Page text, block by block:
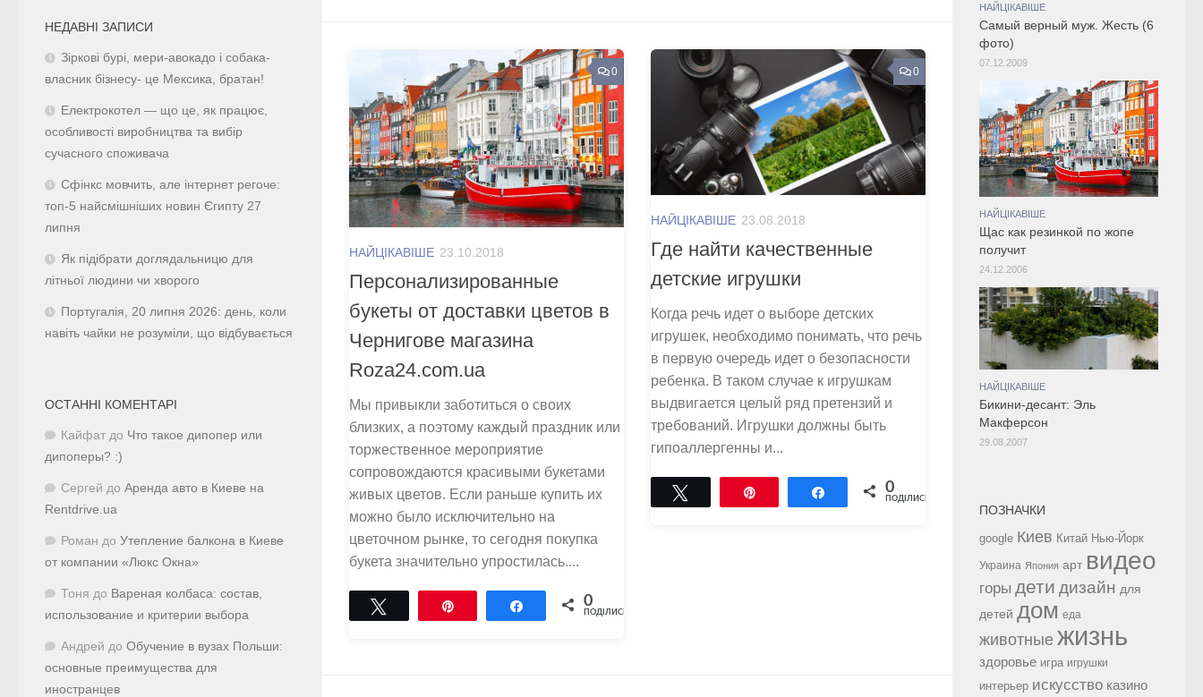
0
НАЙЦІКАВІШЕ 23.10.2018
Персонализированные
букеты от доставки цветов в
Чернигове магазина
Roza24.com.ua
Мы привыкли заботиться о своих
близких, а поэтому каждый праздник или
торжественное мероприятие
сопровождаются красивыми букетами
живых цветов. Если раньше купить их
можно было исключительно на
цветочном рынке, то сегодня покупка
букета значительно упростилась....
Tвітнути Поділитися
0
ПОДІЛИСЬ
0
НАЙЦІКАВІШЕ 23.08.2018
Где найти качественные
детские игрушки
Когда речь идет о выборе детских
игрушек, необходимо понимать, что речь
в первую очередь идет о безопасности
ребенка. В таком случае к игрушкам
выдвигается целый ряд претензий и
требований. Игрушки должны быть
гипоаллергенны и...
Tвітнути Поділитися
0
ПОДІЛИСЬ
НЕДАВНІ ЗАПИСИ
Зіркові бурі, мери-авокадо і собака-
власник бізнесу- це Мексика, братан!
Електрокотел — що це, як працює,
особливості виробництва та вибір
сучасного споживача
Сфінкс мовчить, але інтернет регоче:
топ-5 найсмішніших новин Єгипту 27
липня
Як підібрати доглядальницю для
літньої людини чи хворого
Португалія, 20 липня 2026: день, коли
навіть чайки не розуміли, що відбувається
ОСТАННІ КОМЕНТАРІ
Кайфат до Что такое дипопер или
дипоперы? :)
Сергей до Аренда авто в Киеве на
Rentdrive.ua
Роман до Утепление балкона в Киеве
от компании «Люкс Окна»
Тоня до Вареная колбаса: состав,
использование и критерии выбора
Андрей до Обучение в вузах Польши:
основные преимущества для
иностранцев
НАЙЦІКАВІШЕ
Самый верный муж. Жесть (6
фото)
07.12.2009
НАЙЦІКАВІШЕ
Щас как резинкой по жопе
получит
24.12.2006
НАЙЦІКАВІШЕ
Бикини-десант: Эль
Макферсон
29.08.2007
ПОЗНАЧКИ
google Киев Китай Нью-Йорк
Украина Япония арт видео
горы дети дизайн для
детей дом еда
животные жизнь
здоровье игра игрушки
интерьер искусство казино